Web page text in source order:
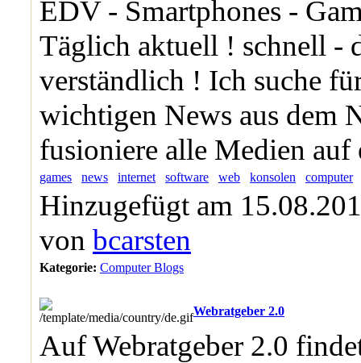
EDV - Smartphones -
Täglich aktuell ! schnell -
verständlich ! Ich suche
wichtigen News aus dem
fusioniere alle Medien
games news internet software web konsolen computer
Hinzugefügt am
von bcarsten
Kategorie: Computer Blogs
Webratgeber 2.0
Auf Webratgeber 2.0